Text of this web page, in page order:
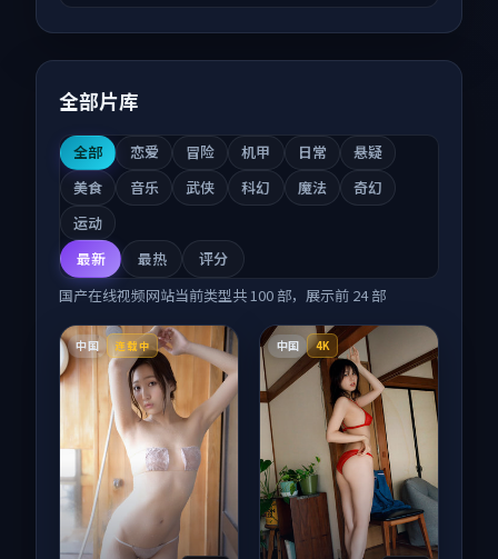
全部片库
全部 恋爱 冒险 机甲 日常
悬疑
美食
音乐 武侠 科幻 魔法
奇幻
运动
最新
最热
评分
国产在线视频网站当前类型共100 部，展示前 24部
中国 连载中 中国 4K